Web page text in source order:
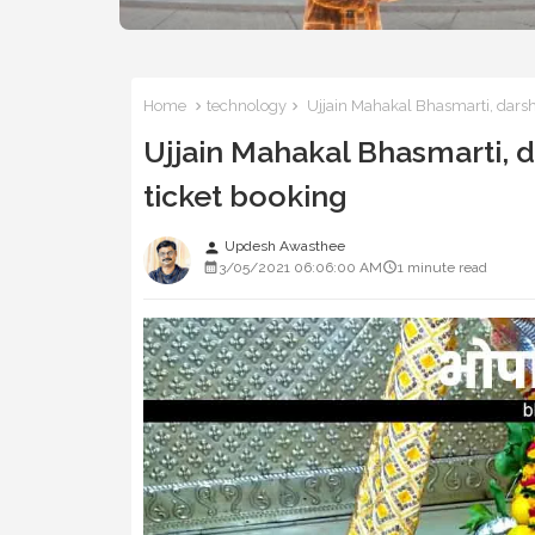
Home technology Ujjain Mahakal Bhasmarti,
Ujjain Mahakal Bhasmarti,
ticket booking
person Updesh Awasthee
3/05/2021 06:06:00 AM
1 minute read